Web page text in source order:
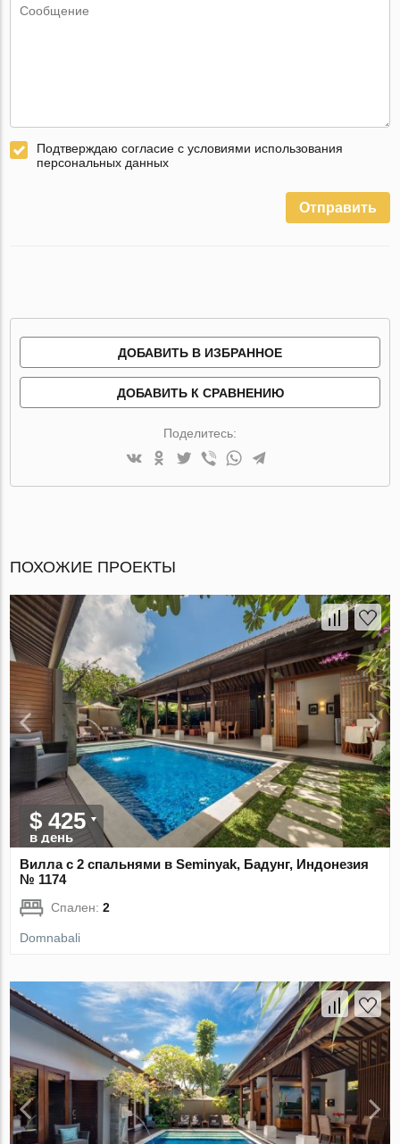
Подтверждаю согласие с условиями использования
персональных данных
Отправить
ДОБАВИТЬ В ИЗБРАННОЕ
ДОБАВИТЬ К СРАВНЕНИЮ
Поделитесь:
ПОХОЖИЕ ПРОЕКТЫ
$ 425
в день
Вилла с 2 спальнями в Seminyak, Бадунг, Индонезия
№ 1174
Спален:2
Domnabali